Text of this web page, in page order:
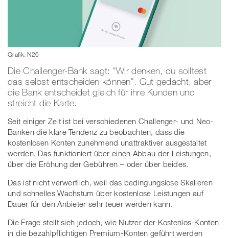
Grafik: N26
Die Challenger-Bank sagt: "Wir denken, du solltest
das selbst entscheiden können". Gut gedacht, aber
die Bank entscheidet gleich für ihre Kunden und
streicht die Karte.
Seit einiger Zeit ist bei verschiedenen Challenger- und Neo-
Banken die klare Tendenz zu beobachten, dass die
kostenlosen Konten zunehmend unattraktiver ausgestaltet
werden. Das funktioniert über einen Abbau der Leistungen,
über die Eröhung der Gebühren – oder über beides.
Das ist nicht verwerflich, weil das bedingungslose Skalieren
und schnelles Wachstum über kostenlose Leistungen auf
Dauer für den Anbieter sehr teuer werden kann.
Die Frage stellt sich jedoch, wie Nutzer der Kostenlos-Konten
in die bezahlpflichtigen Premium-Konten geführt werden